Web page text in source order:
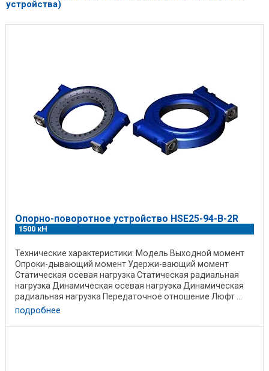
устройства)
Опорно-поворотное устройство HSE25-94-B-2R
1500 кН
Технические характеристики: Модель Выходной момент
Опроки-дывающий момент Удержи-вающий момент
Статическая осевая нагрузка Статическая радиальная
нагрузка Динамическая осевая нагрузка Динамическая
радиальная нагрузка Передаточное отношение Люфт ...
подробнее